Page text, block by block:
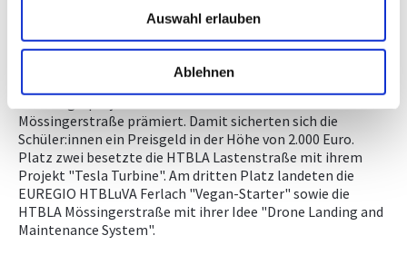
Auswahl erlauben
Ablehnen
Zukunft zu nutzen, denn davon lebt unser
Wirtschaftsstandort. Ich gratuliere allen Schüler:innen
recht herzlich zu ihrem Erfolg."
Mössingerstraße prämiert. Damit sicherten sich die
Schüler:innen ein Preisgeld in der Höhe von 2.000 Euro.
Platz zwei besetzte die HTBLA Lastenstraße mit ihrem
Projekt "Tesla Turbine". Am dritten Platz landeten die
EUREGIO HTBLuVA Ferlach "Vegan-Starter" sowie die
HTBLA Mössingerstraße mit ihrer Idee "Drone Landing and
Maintenance System".